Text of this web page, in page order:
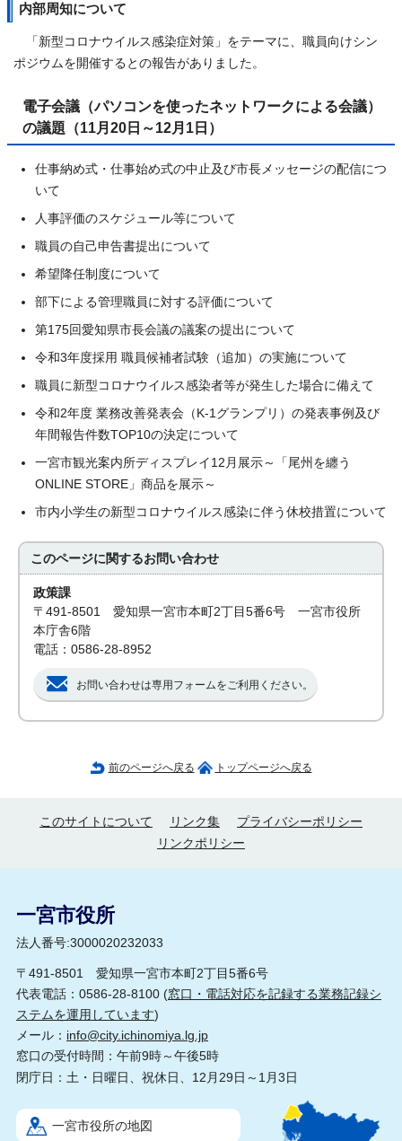
内部周知について
「新型コロナウイルス感染症対策」をテーマに、職員向けシン
ポジウムを開催するとの報告がありました。
電子会議（パソコンを使ったネットワークによる会議）
の議題（11月20日～12月1日）
仕事納め式・仕事始め式の中止及び市長メッセージの配信につ
いて
人事評価のスケジュール等について
職員の自己申告書提出について
希望降任制度について
部下による管理職員に対する評価について
第175回愛知県市長会議の議案の提出について
令和3年度採用 職員候補者試験（追加）の実施について
職員に新型コロナウイルス感染者等が発生した場合に備えて
令和2年度 業務改善発表会（K-1グランプリ）の発表事例及び
年間報告件数TOP10の決定について
一宮市観光案内所ディスプレイ12月展示～「尾州を纏う
ONLINE STORE」商品を展示～
市内小学生の新型コロナウイルス感染に伴う休校措置について
このページに関するお問い合わせ
政策課
〒491-8501 愛知県一宮市本町2丁目5番6号 一宮市役所
本庁舎6階
電話：0586-28-8952
お問い合わせは専用フォームをご利用ください。
前のページへ戻る トップページへ戻る
このサイトについて リンク集
プライバシーポリシー
リンクポリシー
一宮市役所
法人番号:3000020232033
〒491-8501 愛知県一宮市本町2丁目5番6号
代表電話：0586-28-8100 (窓口・電話対応を記録する業務記録シ
ステムを運用しています)
メール： info@city.ichinomiya.lg.jp
窓口の受付時間：午前9時～午後5時
閉庁日：土・日曜日、祝休日、12月29日～1月3日
一宮市役所の地図